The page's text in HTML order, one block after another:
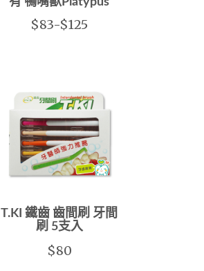
$83-$125
T.KI 鐵齒 齒間刷 牙間
刷 5支入
$80